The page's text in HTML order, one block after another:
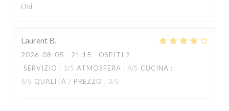
Oui
Laurent B
2026-08-05 - 21:15 - OSPITI 2
SERVIZIO : 3/5 ATMOSFERA : 4/5 CUCINA :
4/5 QUALITÀ / PREZZO : 3/5